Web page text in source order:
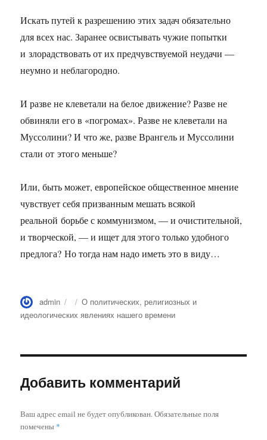
Искать путей к разрешению этих задач обязательно
для всех нас. Заранее освистывать чужие попытки
и злорадствовать от их предчувствуемой неудачи —
неумно и неблагородно.
И разве не клеветали на белое движение? Разве не
обвиняли его в «погромах». Разве не клеветали на
Муссолини? И что же, разве Врангель и Муссолини
стали от этого меньше?
Или, быть может, европейское общественное мнение
чувствует себя призванным мешать всякой
реальной борьбе с коммунизмом, — и очистительной,
и творческой, — и ищет для этого только удобного
предлога? Но тогда нам надо иметь это в виду…
Автор
admin Опубликовано
Рубрики
О политических, религиозных и
идеологических явлениях нашего времени
Добавить комментарий
Ваш адрес email не будет опубликован.Обязательные поля
помечены *